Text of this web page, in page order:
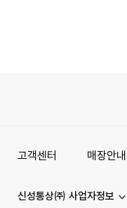
고객센터 매장안내
신성통상㈜ 사업자정보